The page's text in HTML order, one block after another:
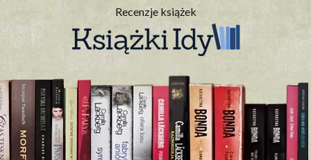
Recenzje książek